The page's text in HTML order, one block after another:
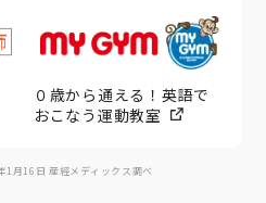
０歳から通える！英語で
おこなう運動教室
月16日 産經メディックス調べ